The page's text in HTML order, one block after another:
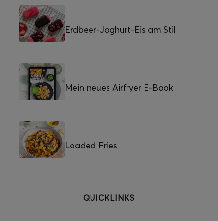
Erdbeer-Joghurt-Eis am Stil
Mein neues Airfryer E-Book
Loaded Fries
QUICKLINKS